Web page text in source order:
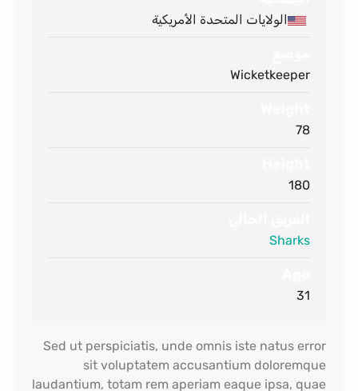
الولايات المتحدة الأمريكية
Wicketkeeper
78
180
Sharks
31
Sed ut perspiciatis, unde omnis iste natus error
sit voluptatem accusantium doloremque
laudantium, totam rem aperiam eaque ipsa, quae